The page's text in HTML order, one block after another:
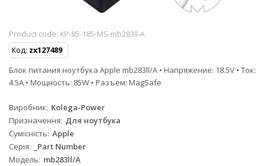
Product code: KP-85-185-MS-mb283ll-A
Код: zx127489
Блок питания ноутбука Apple mb283ll/A • Напряжение: 18.5V • Ток:
4.5A • Мощность: 85W • Разъем: MagSafe
Виробник Kolega-Power
Призначення Для ноутбука
Сумісність Apple
Серія
_Part Number
Модель mb283ll/A